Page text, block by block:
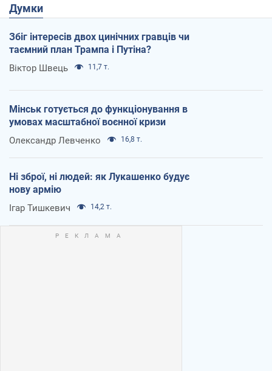
Думки
Збіг інтересів двох цинічних гравців чи
таємний план Трампа і Путіна?
Віктор Швець 11,7 т.
Мінськ готується до функціонування в
умовах масштабної воєнної кризи
Олександр Левченко 16,8 т.
Ні зброї, ні людей: як Лукашенко будує
нову армію
Ігар Тишкевич 14,2 т.